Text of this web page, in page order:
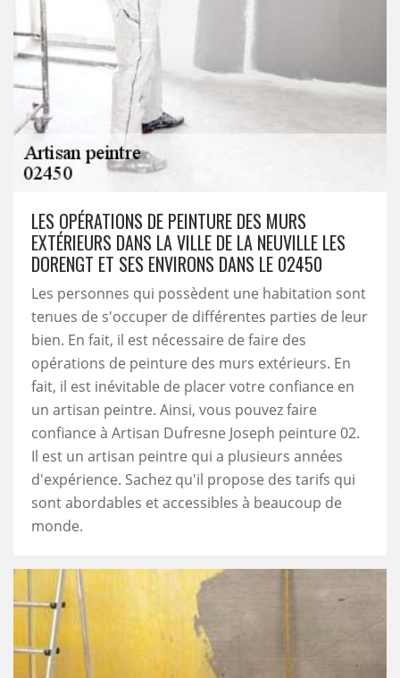
LES OPÉRATIONS DE PEINTURE DES MURS
EXTÉRIEURS DANS LA VILLE DE LA NEUVILLE LES
DORENGT ET SES ENVIRONS DANS LE 02450
Les personnes qui possèdent une habitation sont
tenues de s'occuper de différentes parties de leur
bien. En fait, il est nécessaire de faire des
opérations de peinture des murs extérieurs. En
fait, il est inévitable de placer votre confiance en
un artisan peintre. Ainsi, vous pouvez faire
confiance à Artisan Dufresne Joseph peinture 02.
Il est un artisan peintre qui a plusieurs années
d'expérience. Sachez qu'il propose des tarifs qui
sont abordables et accessibles à beaucoup de
monde.